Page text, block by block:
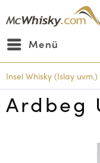
Menü
Insel Whisky (Islay uvm.)
Ardbeg